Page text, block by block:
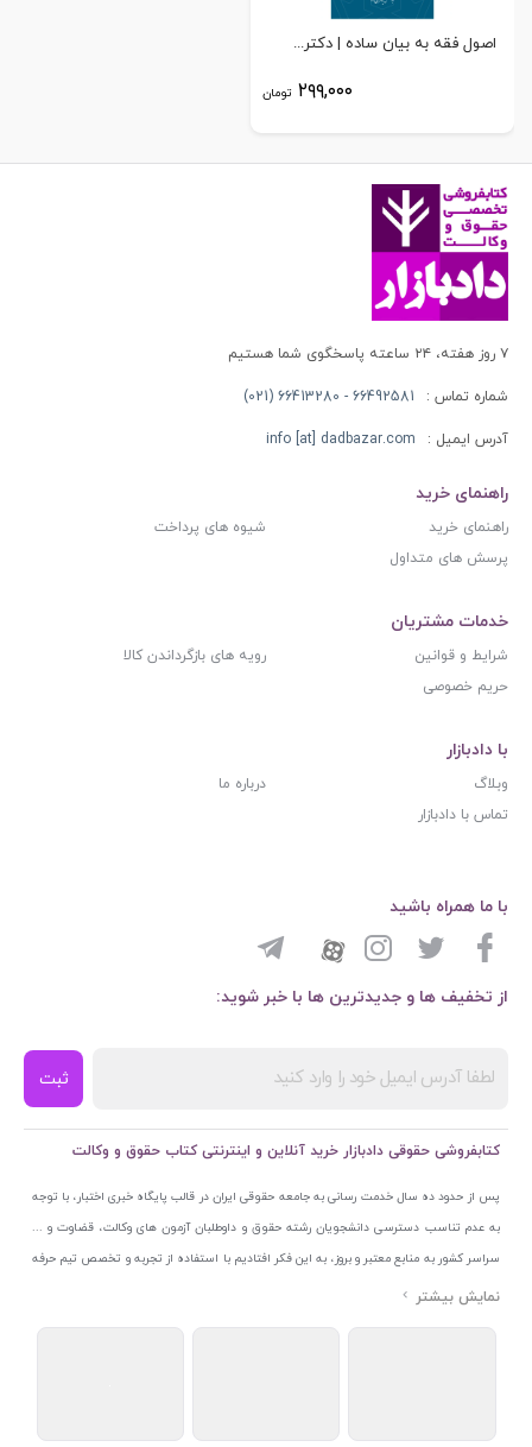
اصول فقه به بیان ساده | دکتر...
۲۹۹,۰۰۰ تومان
۷ روز هفته، ۲۴ ساعته پاسخگوی شما هستیم
شماره تماس : 66492581 - 66413280 (021)
آدرس ایمیل : info [at] dadbazar.com
راهنمای خرید
راهنمای خرید
شیوه های پرداخت
پرسش های متداول
خدمات مشتریان
شرایط و قوانین
رویه های بازگرداندن کالا
حریم خصوصی
با دادبازار
وبلاگ
درباره ما
تماس با دادبازار
از تخفیف ها و جدیدترین ها با خبر شوید:
ثبت
با ما همراه باشید
کتابفروشی حقوقی دادبازار خرید آنلاین و اینترنتی کتاب حقوق و وکالت
پس از حدود ده سال خدمت رسانی به جامعه حقوقی ایران در قالب پایگاه خبری اختبار، با توجه
به عدم تناسب دسترسی دانشجویان رشته حقوق و داوطلبان آزمون های وکالت، قضاوت و ...
سراسر کشور به منابع معتبر و بروز، به این فکر افتادیم با استفاده از تجربه و تخصص تیم حرفه
ای اختبار خدمتی جدید به جامعه حقوقی ایران ارائه کنیم. به این منظور با راه اندازی و تجهیز